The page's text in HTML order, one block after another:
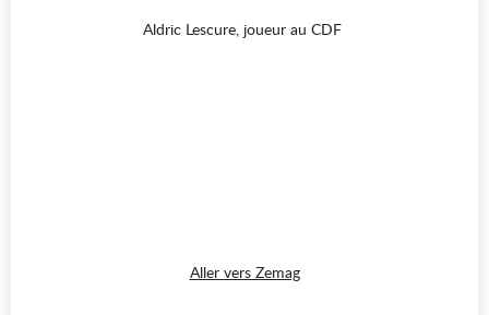
Aldric Lescure, joueur au CDF
Aller vers Zemag